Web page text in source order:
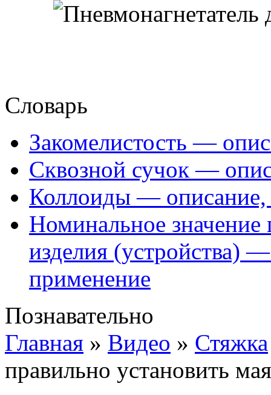
Словарь
Закомелистость —
Сквозной сучок —
Коллоиды — описание,
Номинальное значение
изделия (устройства)
применение
Познавательно
Главная » Видео » Стяжка
правильно установить